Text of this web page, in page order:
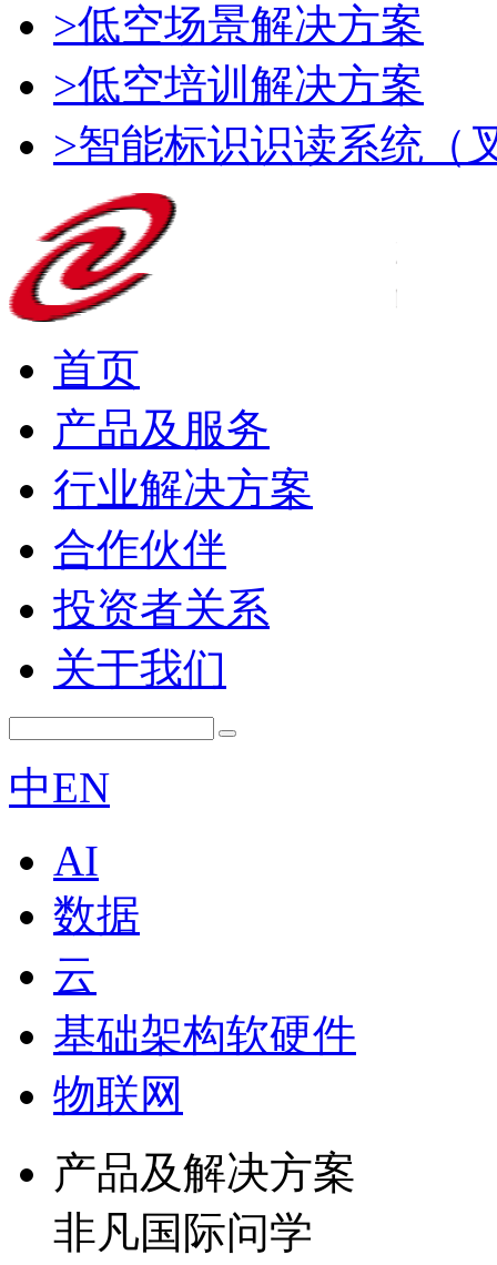
>低空场景解决方案
>低空培训解决方案
>智能标识识读系统（
首页
产品及服务
行业解决方案
合作伙伴
投资者关系
关于我们
中EN
AI
数据
云
基础架构软硬件
物联网
产品及解决方案
非凡国际问学